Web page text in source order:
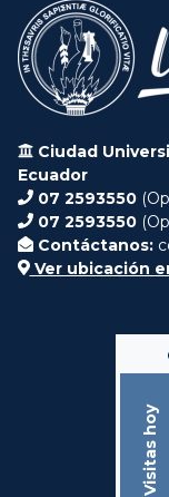
Ciudad
Ecuador
07 2593550
07 2593550
Contáctanos:
Ver ubicación
Visitas hoy